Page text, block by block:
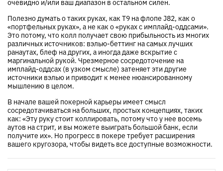
очевидно и/или ваш диапазон в остальном силен.
Полезно думать о таких руках, как T9 на флопе J82, как о
«портфельных руках», а не как о «руках с имплайд-оддсами».
Это потому, что колл получает свою прибыльность из многих
различных источников: вэлью-беттинг на самых лучших
ранаутах, блеф на других, а иногда даже вскрытие с
маргинальной рукой. Чрезмерное сосредоточение на
имплайд-оддсах (в узком смысле) затеняет эти другие
источники вэлью и приводит к менее нюансированному
мышлению в целом.
В начале вашей покерной карьеры имеет смысл
сосредотачиваться на больших, простых концепциях, таких
как: «Эту руку стоит коллировать, потому что у нее восемь
аутов на стрит, и вы можете выиграть большой банк, если
получите их». Но прогресс в покере требует расширения
вашего кругозора, чтобы видеть все доступные возможности.